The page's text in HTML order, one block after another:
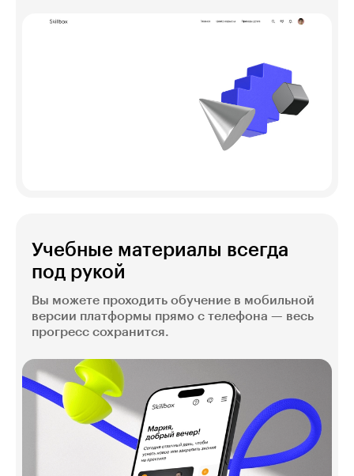
Учебные материалы всегда
под рукой
Вы можете проходить обучение в мобильной
версии платформы прямо с телефона — весь
прогресс сохранится.